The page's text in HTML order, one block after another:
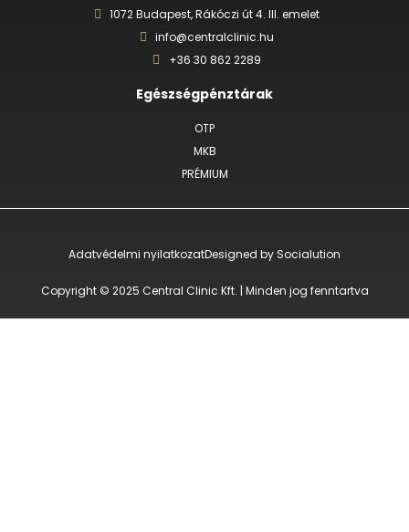
1072 Budapest, Rákóczi út 4. III. emelet
info@centralclinic.hu
+36 30 862 2289
Egészségpénztárak
OTP
MKB
PRÉMIUM
Adatvédelmi nyilatkozatDesigned by Socialution
Copyright © 2025 Central Clinic Kft. | Minden jog fenntartva